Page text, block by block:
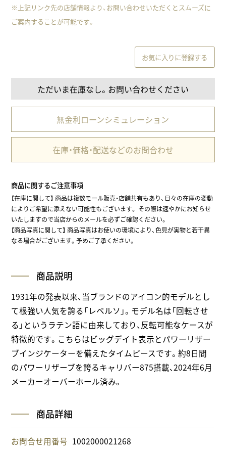
※上記リンク先の店舗情報より、お問い合わせいただくとスムーズに
ご案内することが可能です。
お気に入りに登録する
ただいま在庫なし。お問い合わせください
無金利ローンシミュレーション
在庫・価格・配送などのお問合わせ
商品に関するご注意事項
【在庫に関して】 商品は複数モール販売・店舗共有もあり、日々の在庫の変動
によりご希望に添えない可能性もございます。 その際は速やかにお知らせ
いたしますので当店からのメールを必ずご確認ください。
【商品写真に関して】 商品写真はお使いの環境により、色見が実物と若干異
なる場合がございます。予めご了承ください。
商品説明
1931年の発表以来、当ブランドのアイコン的モデルとし
て根強い人気を誇る「レベルソ」。モデル名は「回転させ
る」というラテン語に由来しており、反転可能なケースが
特徴的です。こちらはビッグデイト表示とパワーリザー
ブインジケーターを備えたタイムピースです。約8日間
のパワーリザーブを誇るキャリバー875搭載、2024年6月
メーカーオーバーホール済み。
商品詳細
お問合せ用番号 1002000021268